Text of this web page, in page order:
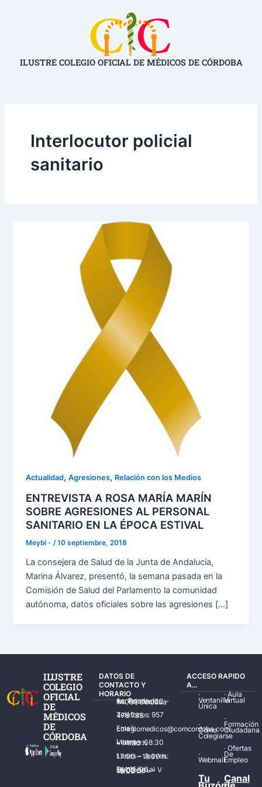
ILUSTRE COLEGIO OFICIAL DE MÉDICOS DE CÓRDOBA
Interlocutor policial
sanitario
Actualidad,Agresiones, Relación con los Medios
ENTREVISTA A ROSA MARÍA MARÍN
SOBRE AGRESIONES AL PERSONAL
SANITARIO EN LA ÉPOCA ESTIVAL
Meybi -/10 septiembre, 2018
La consejera de Salud de la Junta de Andalucía,
Marina Álvarez, presentó, la semana pasada en la
Comisión de Salud del Parlamento la comunidad
autónoma, datos oficiales sobre las agresiones […]
ILUSTRE
COLEGIO
OFICIAL
DE
MÉDICOS
DE
CÓRDOBA
DATOS DE
CONTACTO Y
HORARIO
Av. Ronda de los Tejares, 32 – 14001 Córdoba
Teléfonos: 957 478 785
Email: colegiomedicos@comcordoba.com
Lunes – Viernes: 08:30 – 14:30 h.
Lunes – Jueves: 17:00 – 19:30 h.
Del 15/06 al 15/09 de L – V de 08:00 – 15:00 h.
ACCESO RAPIDO
A...
·
Ventanilla
Única
·
Cómo
Colegiarse
·
Webmail
·Aula
Virtual
·
Formación
Ciudadana
·Ofertas
De
Empleo
Tu Canal